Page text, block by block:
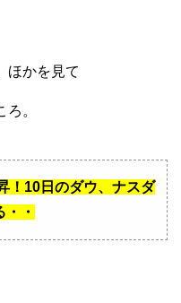
ほかを見て
。
！10日のダウ、ナスダ
・